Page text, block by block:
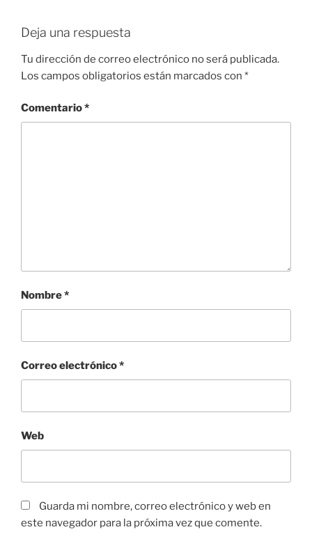
Deja una respuesta
Tu dirección de correo electrónico no será publicada.
Los campos obligatorios están marcados con *
Comentario*
Nombre*
Correo electrónico*
Web
Guarda mi nombre, correo electrónico y web en
este navegador para la próxima vez que comente.